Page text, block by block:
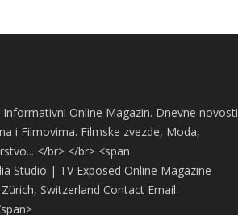
Online Magazin. Dnevne novosti
i Filmovima. Filmske zvezde, Moda,
</br> </br> <span
Studio | TV Exposed Online Magazine
Switzerland Contact Email: